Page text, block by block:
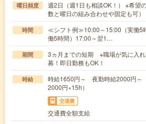
曜日頻度
週2日（週1日も相談OK！） ※希望
数と曜日の組み合わせや固定も可）
時間
≪シフト例≫10:00～15:00（実働5
働5時間）17:00～翌1…
期間
3ヵ月までの短期 ※職場が気に入
募！即日勤務もOK！
時給
時給1650円～ 夜勤時給2000円～
2000円×15h）
交通費
交通費全額支給